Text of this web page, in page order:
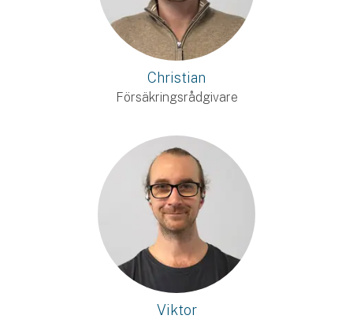
Christian
Försäkringsrådgivare
Viktor